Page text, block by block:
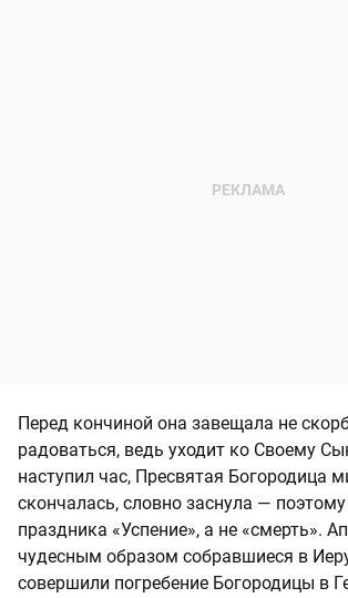
Перед кончиной она завещала не
радоваться, ведь уходит ко Своему
наступил час, Пресвятая Богородица
скончалась, словно заснула —
праздника «Успение», а не «смерть».
чудесным образом собравшиеся в
совершили погребение Богородицы в